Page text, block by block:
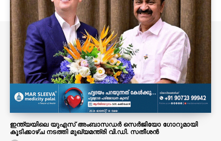
ഇന്ത്യയിലെ യുഎസ് അംബാസഡർ സെർജിയോ ഗോറുമായി
കൂടിക്കാഴ്ച നടത്തി മുഖ്യമന്ത്രി വി.ഡി. സതീശൻ